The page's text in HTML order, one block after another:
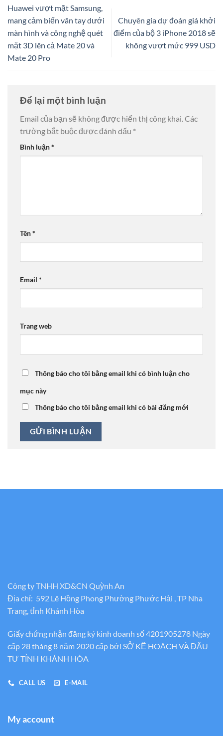
Huawei vượt mặt Samsung,
mang cảm biến vân tay dưới
màn hình và công nghệ quét
mặt 3D lên cả Mate 20 và
Mate 20 Pro
Chuyên gia dự đoán giá khởi
điểm của bộ 3 iPhone 2018 sẽ
không vượt mức 999 USD
Để lại một bình luận
Email của bạn sẽ không được hiển thị công khai.Các
trường bắt buộc được đánh dấu *
Bình luận*
Tên*
Email *
Trang web
Thông báo cho tôi bằng email khi có bình luận cho
mục này
Thông báo cho tôi bằng email khi có bài đăng mới
Công ty TNHH XD&CN Quỳnh An
Địa chỉ: 592 Lê Hồng Phong Phường Phước Hải , TP Nha
Trang, tỉnh Khánh Hòa
Giấy chứng nhận đăng ký kinh doanh số 4201905278 Ngày
cấp 28 tháng 8 năm 2020 cấp bới SỞ KẾ HOẠCH VÀ ĐẦU
TƯ TỈNH KHÁNH HÒA
CALL US E-MAIL
My account